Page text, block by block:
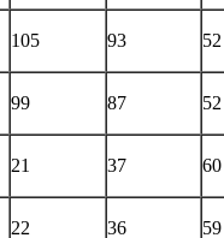
105 93 52
99 87 52
21 37 60
22 36 59